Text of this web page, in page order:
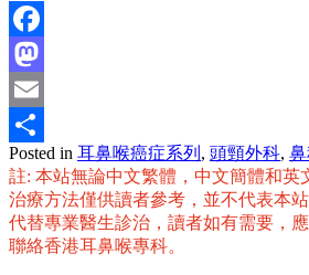
Facebook
Mastodon
Email
分
享
Posted in 耳鼻喉癌症系列 , 頭頸外科,
註: 本站無論中文繁體，中文簡體和英
治療方法僅供讀者參考，並不代表本
代替專業醫生診治，讀者如有需要，
聯絡香港耳鼻喉專科。